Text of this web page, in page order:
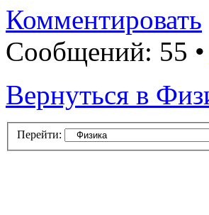
Комментировать
Сообщений: 55 •
Вернуться в
Перейти: